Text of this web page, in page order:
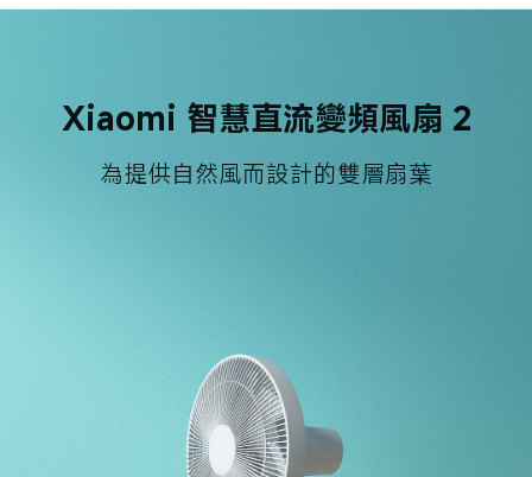
Xiaomi 智慧直流變頻風扇 2
為提供自然風而設計的雙層扇葉